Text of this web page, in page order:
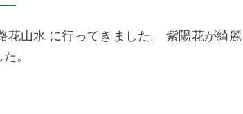
（淡
花山水 に行ってきました。 紫陽花が綺麗
。